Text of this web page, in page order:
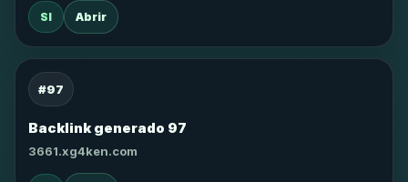
SI Abrir
#97
Backlink generado 97
3661.xg4ken.com